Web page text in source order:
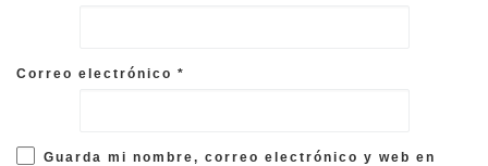
Correo electrónico *
Guarda mi nombre, correo electrónico y web en